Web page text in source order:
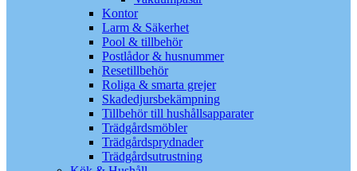
Kontor
Larm & Säkerhet
Pool & tillbehör
Postlådor & husnummer
Resetillbehör
Roliga & smarta grejer
Skadedjursbekämpning
Tillbehör till hushållsapparater
Trädgårdsmöbler
Trädgårdsprydnader
Trädgårdsutrustning